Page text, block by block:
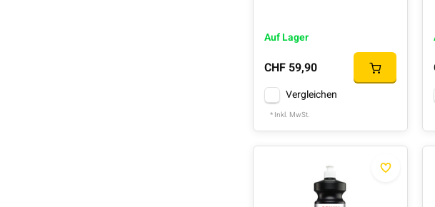
Auf Lager
CHF 59,90
Vergleichen
* Inkl. MwSt.